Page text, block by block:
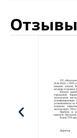
Отзывы